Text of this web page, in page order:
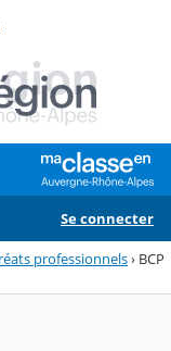
Se connecter
professionnels› BCP